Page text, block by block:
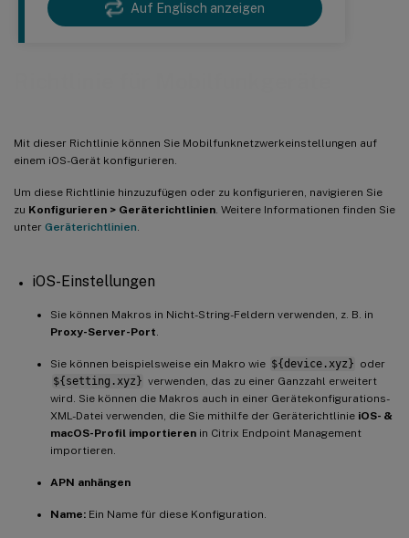
Auf Englisch anzeigen
Mit dieser Richtlinie können Sie Mobilfunknetzwerkeinstellungen auf
einem iOS-Gerät konfigurieren.
Um diese Richtlinie hinzuzufügen oder zu konfigurieren, navigieren Sie
zu Konfigurieren > Geräterichtlinien . Weitere Informationen finden Sie
unter Geräterichtlinien
iOS-Einstellungen
Sie können Makros in Nicht-String-Feldern verwenden, z. B. in
Proxy-Server-Port
Sie können beispielsweise ein Makro wie ${device.xyz} oder
${setting.xyz} verwenden, das zu einer Ganzzahl erweitert
wird. Sie können die Makros auch in einer Gerätekonfigurations-
XML-Datei verwenden, die Sie mithilfe der Geräterichtlinie iOS- &
macOS-Profil importieren in Citrix Endpoint Management
importieren.
APN anhängen
Name: Ein Name für diese Konfiguration.